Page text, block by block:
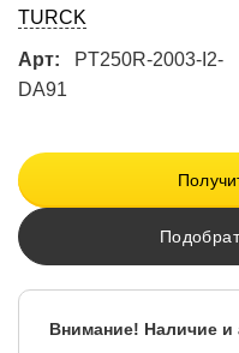
TURCK
Арт:
PT250R-2003-I2-
DA91
Внимание! Наличие и